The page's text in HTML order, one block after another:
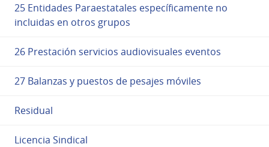
25 Entidades Paraestatales específicamente no
incluidas en otros grupos
26 Prestación servicios audiovisuales eventos
27 Balanzas y puestos de pesajes móviles
Residual
Licencia Sindical